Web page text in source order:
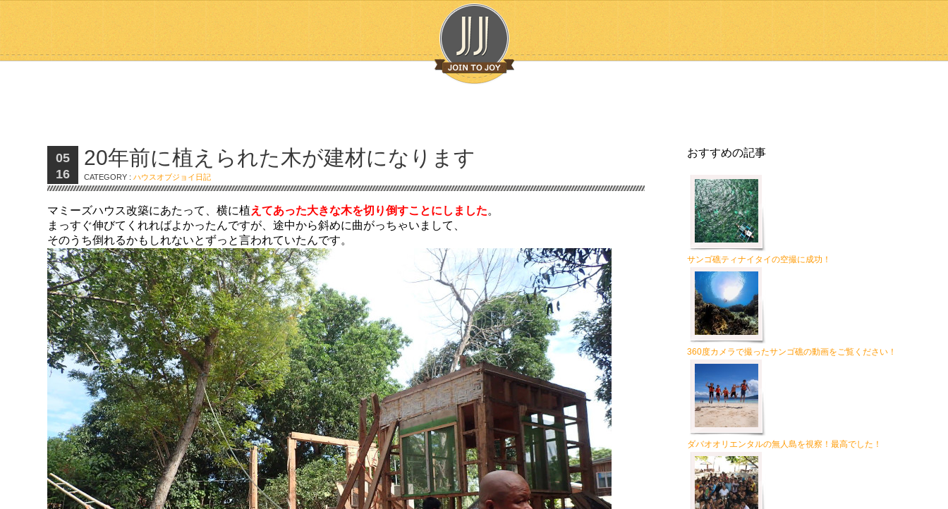
05
16
20年前に植えられた木が建材になります
CATEGORY :ハウスオブジョイ日記
マミーズハウス改築にあたって、横に植えてあった大きな木を切り倒すことにしました。
まっすぐ伸びてくれればよかったんですが、途中から斜めに曲がっちゃいまして、
そのうち倒れるかもしれないとずっと言われていたんです。
おすすめの記事
サンゴ礁ティナイタイの空撮に成功！
360度カメラで撮ったサンゴ礁の動画をご覧ください！
ダバオオリエンタルの無人島を視察！最高でした！